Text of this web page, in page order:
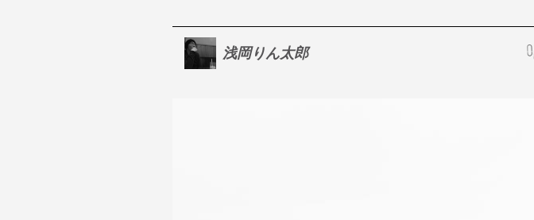
浅岡りん太郎